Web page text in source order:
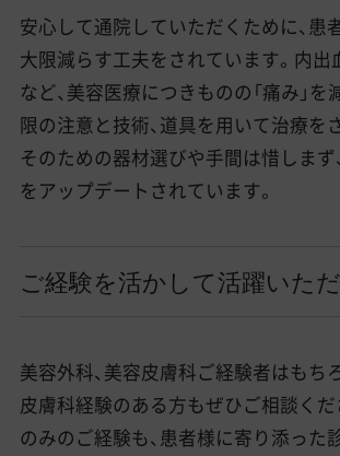
安心して通院していただくために、患
大限減らす工夫をされています。内出
など、美容医療につきものの「痛み」を
限の注意と技術、道具を用いて治療を
そのための器材選びや手間は惜しまず
をアップデートされています。
ご経験を活かして活躍いた
美容外科、美容皮膚科ご経験者はもち
皮膚科経験のある方もぜひご相談くだ
のみのご経験も、患者様に寄り添った